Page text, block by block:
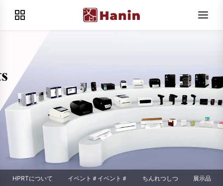
HPRTについて イベント＃イベント＃ ちんれつしつ
展示品